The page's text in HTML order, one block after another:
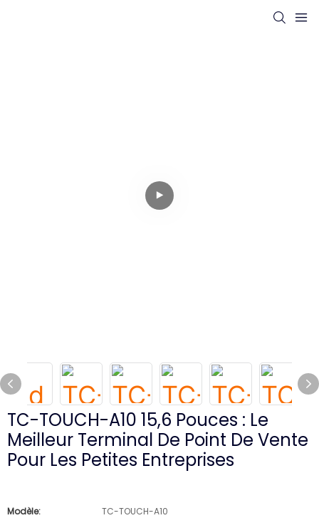
TC-TOUCH-A10 15,6 Pouces : Le
Meilleur Terminal De Point De Vente
Pour Les Petites Entreprises
Modèle:
TC-TOUCH-A10